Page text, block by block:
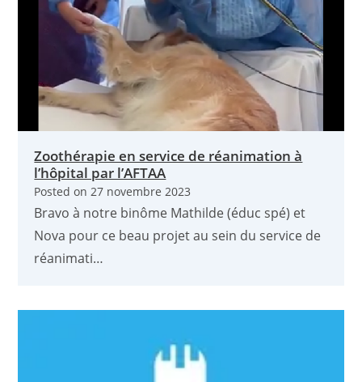
Zoothérapie en service de réanimation à
l’hôpital par l’AFTAA
Posted on27 novembre 2023
Bravo à notre binôme Mathilde (éduc spé) et
Nova pour ce beau projet au sein du service de
réanimati…